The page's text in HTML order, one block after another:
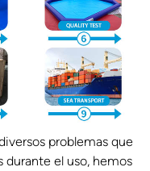
problemas que
el uso, hemos